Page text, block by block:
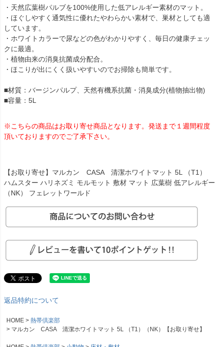
・天然広葉樹パルブを100%使用した低アレルギー素材のマット。
・ほぐしやすく通気性に優れたやわらかい素材で、巣材としても適
しています。
・ホワイトカラーで尿などの色がわかりやすく、毎日の健康チェッ
クに最適。
・植物由来の消臭抗菌成分配合。
・ほこりが出にくく扱いやすいのでお掃除も簡単です。
■材質：バージンパルプ、天然有機系抗菌・消臭成分(植物抽出物)
■容量：5L
※こちらの商品はお取り寄せ商品となります。発送まで１週間程度
頂いておりますのでご了承下さい。
【お取り寄せ】マルカン CASA 清潔ホワイトマット 5L （T1）
ハムスター ハリネズミ モルモット 敷材 マット 広葉樹 低アレルギー
（NK） フェレットワールド
返品特約について
HOME
熱帯倶楽部
マルカン CASA 清潔ホワイトマット 5L （T1）（NK）【お取り寄せ】